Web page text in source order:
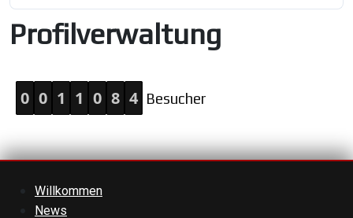
Profilverwaltung
0 0 1 1 0 8 4 Besucher
Willkommen
News